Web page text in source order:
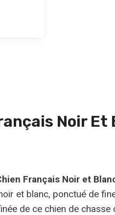
Noir Et
Français Noir et
et blanc, ponctué de
de ce chien de chasse